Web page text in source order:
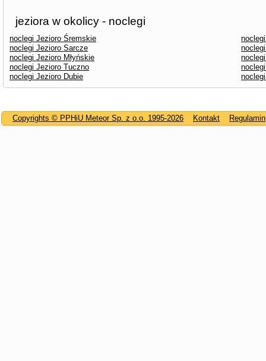
jeziora w okolicy - noclegi
noclegi Jezioro Śremskie
noclegi Jezioro Sarcze
noclegi Jezioro Młyńskie
noclegi Jezioro Tuczno
noclegi Jezioro Dubie
Copyrights © PPHiU Meteor Sp. z o.o. 1995-2026 Kontakt Regulamin